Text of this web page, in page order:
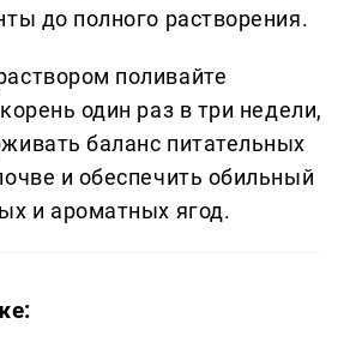
до полного растворения.
поливайте
один раз в три недели,
баланс питательных
и обеспечить обильный
и ароматных ягод.